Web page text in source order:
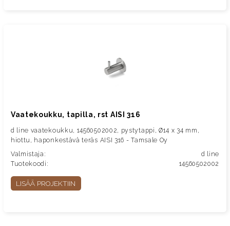
Vaatekoukku, tapilla, rst AISI 316
d line vaatekoukku, 14560502002, pystytappi, Ø14 x 34 mm,
hiottu, haponkestävä teräs AISI 316 - Tamsale Oy
Valmistaja:
d line
Tuotekoodi:
14560502002
LISÄÄ PROJEKTIIN